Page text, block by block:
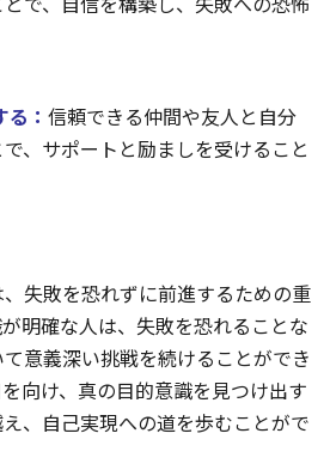
： 信頼できる仲間や友人と自分
、サポートと励ましを受けること
失敗を恐れずに前進するための重
明確な人は、失敗を恐れることな
意義深い挑戦を続けることができ
向け、真の目的意識を見つけ出す
、自己実現への道を歩むことがで